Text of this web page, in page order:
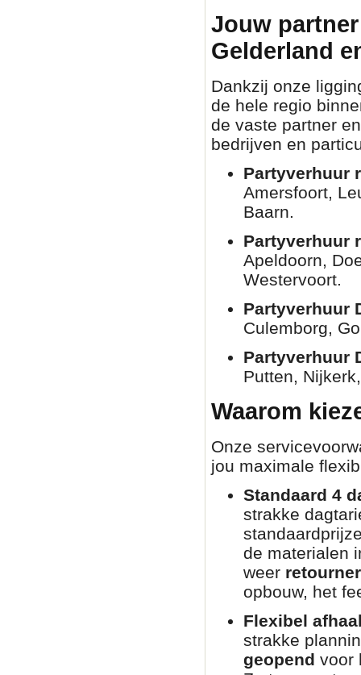
Jouw
Gelderland
Dankzij onze
de hele regio
de vaste partner
bedrijven en
Partyverhuur
Amersfoort,
Baarn.
Partyverhuur
Apeldoorn,
Westervoort.
Partyverhuur
Culemborg,
Partyverhuur
Putten,
Waarom
Onze
jou maximale
Standaard 4
strakke
de materialen
weer
opbouw, het
Flexibel
strakke
geopend voor